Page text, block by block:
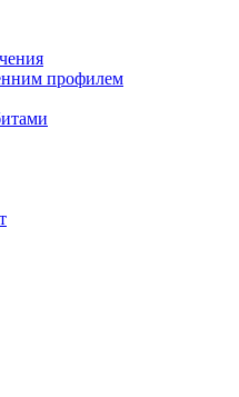
профилем